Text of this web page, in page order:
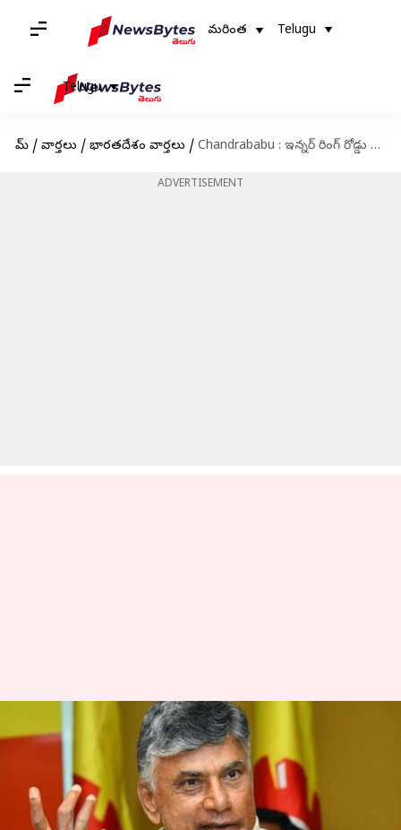
మరింత Telugu
Telugu
హోమ్ / వార్తలు / భారతదేశం వార్తలు / Chandrababu : ఇన్నర్ రింగ్ రోడ్డు కేసులో చంద్రబాబుకు ఊరట.. అప్పటి వరకు అరెస్ట్ చేయకూడదన్న హైకోర్టు
ADVERTISEMENT
Chandrababu : ఇన్నర్ రింగ్ రోడ్డు
కేసులో చంద్రబాబుకు ఊరట..
అప్పటి వరకు అరెస్ట్ చేయకూడదన్న
హైకోర్టు